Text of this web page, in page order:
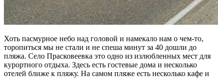
Хоть пасмурное небо над головой и намекало нам о чем-то,
торопиться мы не стали и не спеша минут за 40 дошли до
пляжа. Село Прасковеевка это одно из излюбленных мест для
курортного отдыха. Здесь есть гостевые дома и несколько
отелей ближе к пляжу. На самом пляже есть несколько кафе и